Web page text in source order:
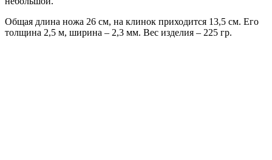
Общая длина ножа 26 см, на клинок приходится 13,5 см. Его
толщина 2,5 м, ширина – 2,3 мм. Вес изделия – 225 гр.